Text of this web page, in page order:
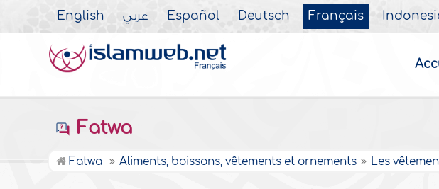
English عربي Español Deutsch Français
Fatwa
Fatwa Aliments, boissons, vêtements et ornements Les